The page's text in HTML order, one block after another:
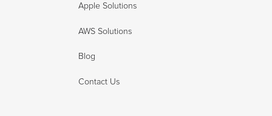
Apple Solutions
AWS Solutions
Blog
Contact Us